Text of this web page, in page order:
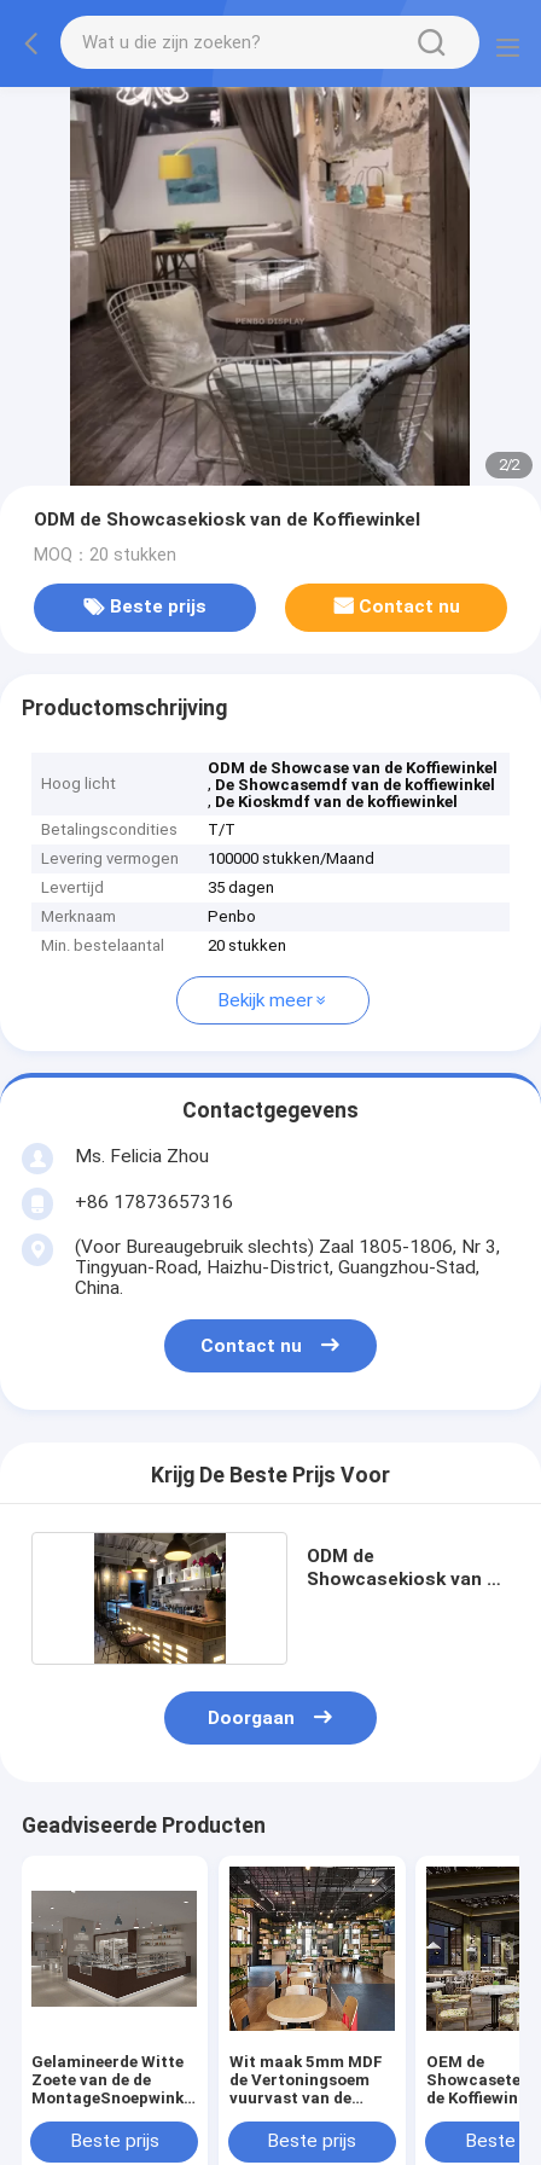
2/2
ODM de Showcasekiosk van de Koffiewinkel
MOQ：20 stukken
Beste prijs Contact nu
Productomschrijving
Hoog licht
ODM de Showcase van de Koffiewinkel
, De Showcasemdf van de koffiewinkel
, De Kioskmdf van de koffiewinkel
Betalingscondities
T/T
Levering vermogen
100000 stukken/Maand
Levertijd
35 dagen
Merknaam
Penbo
Min. bestelaantal
20 stukken
Bekijk meer
Contactgegevens
Ms. Felicia Zhou
+86 17873657316
(Voor Bureaugebruik slechts) Zaal 1805-1806, Nr 3,
Tingyuan-Road, Haizhu-District, Guangzhou-Stad,
China.
Contact nu
Krijg De Beste Prijs Voor
ODM de
Showcasekiosk van de
Doorgaan
Geadviseerde Producten
Gelamineerde Witte
Zoete van de de
MontageSnoepwinkel
Winkelvertoning het
Meubilairteller
Beste prijs
Wit maak 5mm MDF
de Vertoningsoem
vuurvast van de
LEIDEN Licht wordt
uitgerust dat
Beste prijs
OEM de
de Koffiewinkel
Beste